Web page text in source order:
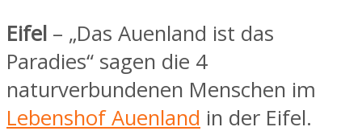
Eifel – „Das Auenland ist das
Paradies“ sagen die 4
naturverbundenen Menschen im
Lebenshof Auenland in der Eifel.